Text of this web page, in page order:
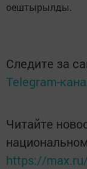
оештырылды.
Следите за
Telegram-
Читайте
https://